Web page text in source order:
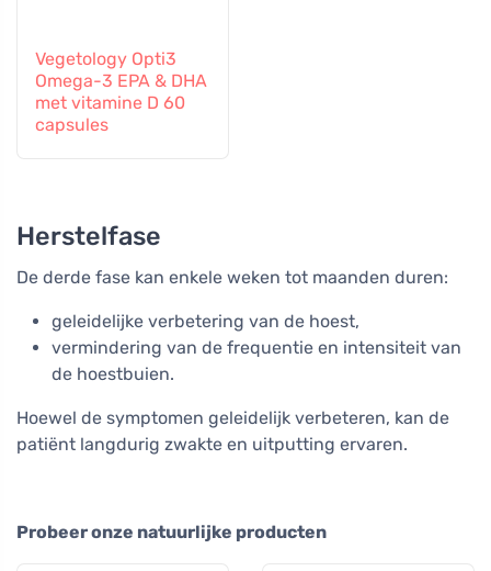
Vegetology Opti3
Omega-3 EPA & DHA
met vitamine D 60
capsules
Herstelfase
De derde fase kan enkele weken tot maanden duren:
geleidelijke verbetering van de hoest,
vermindering van de frequentie en intensiteit van
de hoestbuien.
Hoewel de symptomen geleidelijk verbeteren, kan de
patiënt langdurig zwakte en uitputting ervaren.
Probeer onze natuurlijke producten